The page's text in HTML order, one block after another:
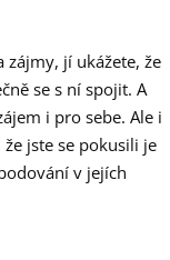
zájmy, jí ukážete, že
se s ní spojit. A
i pro sebe. Ale i
jste se pokusili je
v jejích